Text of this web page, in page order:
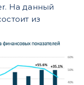
На данный
из